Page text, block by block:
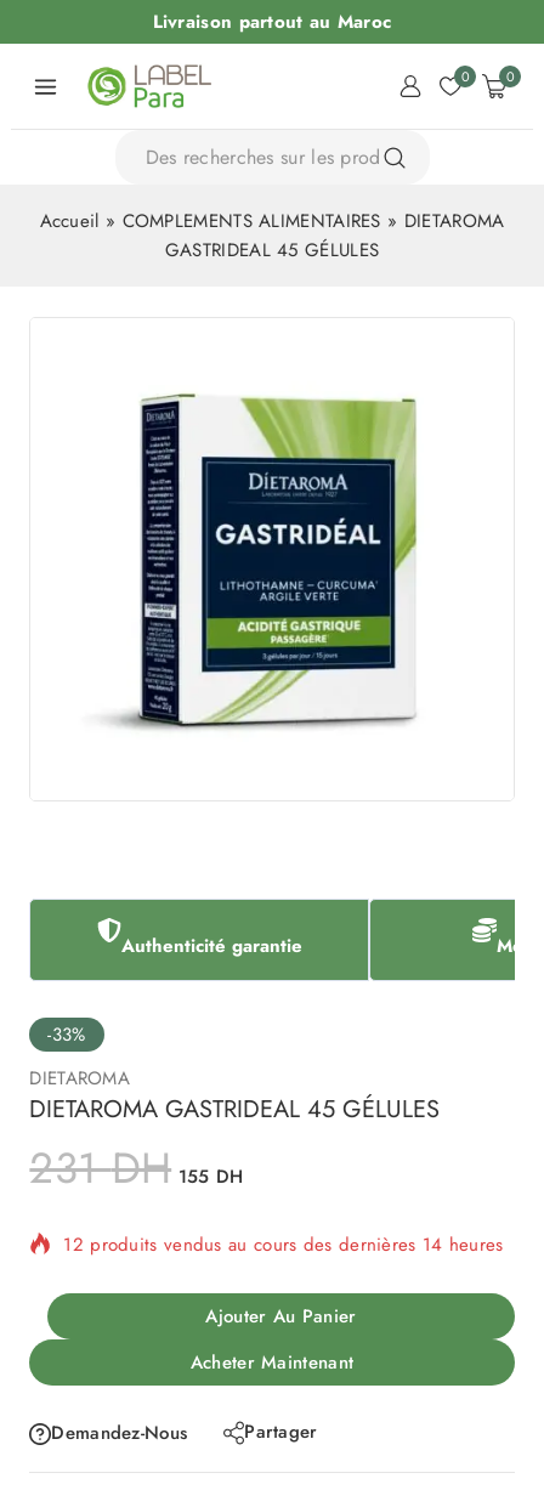
Livraison partout au Maroc
0 0
Accueil » COMPLEMENTS ALIMENTAIRES » DIETAROMA
GASTRIDEAL 45 GÉLULES
Authenticité garantie
-33%
DIETAROMA
DIETAROMA GASTRIDEAL 45 GÉLULES
231DH 155 DH
12 produits vendus au cours des dernières 14 heures
Ajouter Au Panier
Acheter Maintenant
Demandez-Nous Partager